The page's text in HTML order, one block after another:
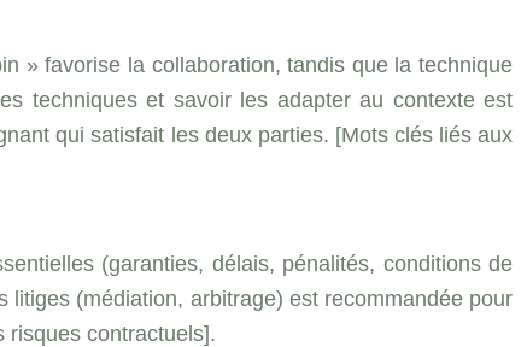
» favorise la collaboration, tandis que la technique
techniques et savoir les adapter au contexte est
qui satisfait les deux parties. [Mots clés liés aux
(garanties, délais, pénalités, conditions de
litiges (médiation, arbitrage) est recommandée pour
risques contractuels].